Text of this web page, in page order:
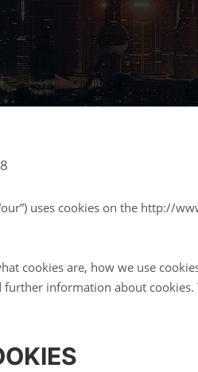
“our”) uses cookies on the http://
cookies are, how we use
further information about